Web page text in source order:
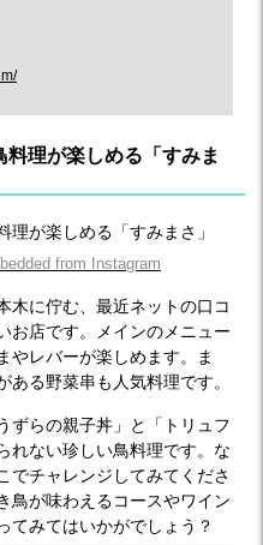
理が楽しめる「すみま
from Instagram
木に佇む、最近ネットの口コ
お店です。メインのメニュー
やレバーが楽しめます。ま
る野菜串も人気料理です。
ずらの親子丼」と「トリュフ
れない珍しい鳥料理です。な
でチャレンジしてみてくださ
鳥が味わえるコースやワイン
てみてはいかがでしょう？